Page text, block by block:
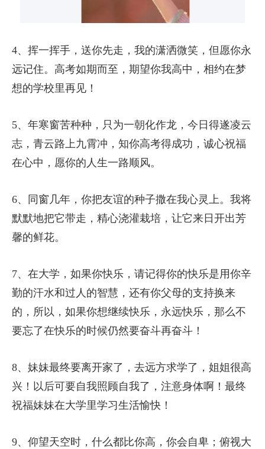
4、挥一挥手，送你先走，我的潇洒微笑，但愿你永
远记住。高考如期而至，期望你我高中，相约在梦
想的学校里再见！
5、年寒窗苦种种，只为一朝化作龙，今日得遂凌云
志，青云路上九霄冲，知你高考得成功，诚心祝福
在心中，愿你的人生一路顺风。
6、同窗几年，你把友谊的种子撒在我心灵上。我将
默默地把它带走，精心浇灌栽培，让它来日开出芳
馨的鲜花。
7、在大学，如果你快乐，请记得你的快乐是用你辛
勤的汗水和过人的智慧，还有你父母的支持换来
的，所以，如果你想继续快乐，永远快乐，那么不
要忘了在快乐的时候仍然要奋斗再奋斗！
8、妹妹最终要离开家了，去远方求学了，姐姐很高
兴！以后可要自我照顾自我了，注意身体啊！最终
祝福妹妹在大学里学习生活愉快！
9、仰望天空时，什么都比你高，你会自卑；俯视大